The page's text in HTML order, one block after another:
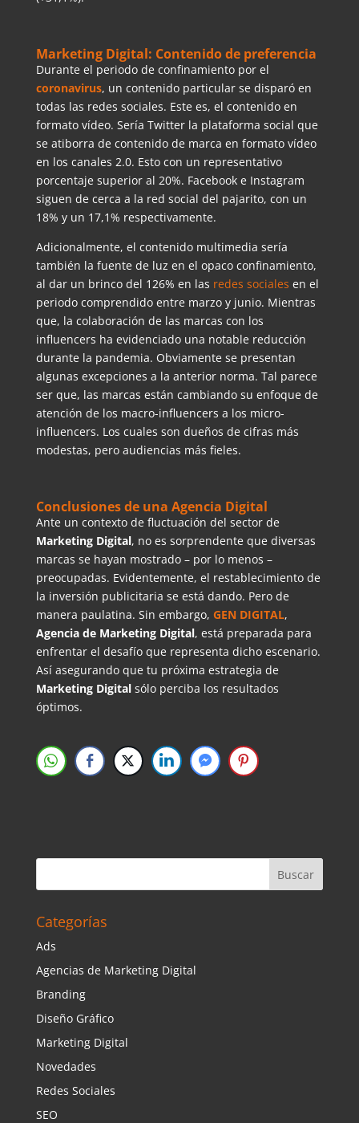
Marketing Digital: Contenido de preferencia
Durante el periodo de confinamiento por el
coronavirus, un contenido particular se disparó en
todas las redes sociales. Este es, el contenido en
formato vídeo. Sería Twitter la plataforma social que
se atiborra de contenido de marca en formato vídeo
en los canales 2.0. Esto con un representativo
porcentaje superior al 20%. Facebook e Instagram
siguen de cerca a la red social del pajarito, con un
18% y un 17,1% respectivamente.
Adicionalmente, el contenido multimedia sería
también la fuente de luz en el opaco confinamiento,
al dar un brinco del 126% en las redes sociales en el
periodo comprendido entre marzo y junio. Mientras
que, la colaboración de las marcas con los
influencers ha evidenciado una notable reducción
durante la pandemia. Obviamente se presentan
algunas excepciones a la anterior norma. Tal parece
ser que, las marcas están cambiando su enfoque de
atención de los macro-influencers a los micro-
influencers. Los cuales son dueños de cifras más
modestas, pero audiencias más fieles.
Conclusiones de una Agencia Digital
Ante un contexto de fluctuación del sector de
Marketing Digital, no es sorprendente que diversas
marcas se hayan mostrado – por lo menos –
preocupadas. Evidentemente, el restablecimiento de
la inversión publicitaria se está dando. Pero de
manera paulatina. Sin embargo, GEN DIGITAL,
Agencia de Marketing Digital, está preparada para
enfrentar el desafío que representa dicho escenario.
Así asegurando que tu próxima estrategia de
Marketing Digitalsólo perciba los resultados
óptimos.
Categorías
Ads
Agencias de Marketing Digital
Branding
Diseño Gráfico
Marketing Digital
Novedades
Redes Sociales
SEO